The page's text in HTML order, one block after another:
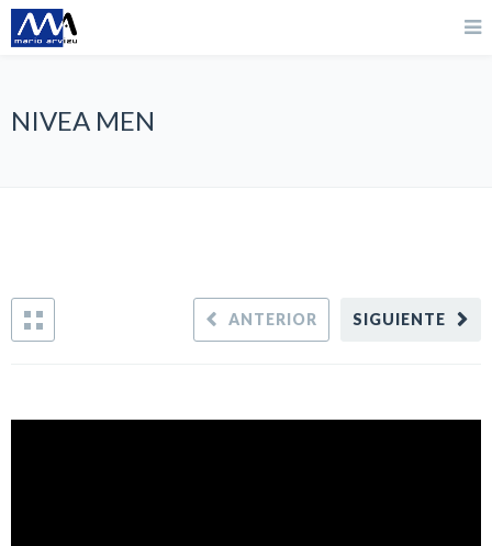
NIVEA MEN
SIGUIENTE
ANTERIOR